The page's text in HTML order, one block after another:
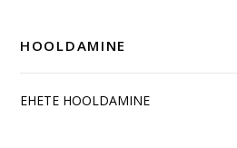
HOOLDAMINE
EHETE HOOLDAMINE